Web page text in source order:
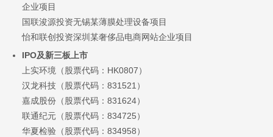
企业项目
国联浚源投资无锡某薄膜处理设备项目
怡和联创投资深圳某奢侈品电商网站企业项目
IPO及新三板上市
上实环境（股票代码：HK0807）
汉龙科技（股票代码：831521）
嘉成股份（股票代码：831624）
联通纪元（股票代码：834725）
华夏检验（股票代码：834958）